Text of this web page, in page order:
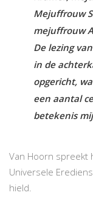
Mejuffrouw
mejuffrouw
De lezing
in de
opgericht,
een aantal
betekenis
Van Hoorn spreekt
Universele
hield.